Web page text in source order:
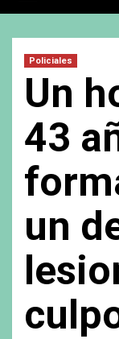
Policiales
Un
43
un